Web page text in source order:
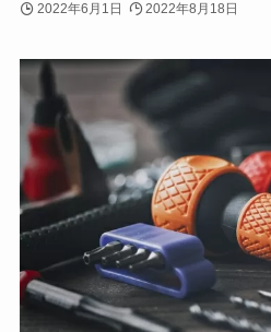
2022年6月1日 2022年8月18日